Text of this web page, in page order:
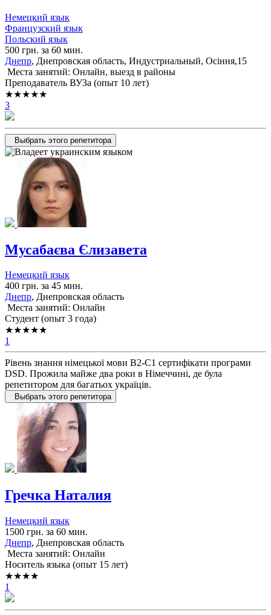
Немецкий язык
Французский язык
Польский язык
500 грн. за 60 мин.
Днепр, Днепровская область, Индустриальный, Осіння,15
Места занятий: Онлайн, выезд в районы
Преподаватель ВУЗа (опыт 10 лет)
★★★★★
3
Выбрать этого репетитора
Мусабаєва Єлизавета
Немецкий язык
400 грн. за 45 мин.
Днепр, Днепровская область
Места занятий: Онлайн
Cтудент (опыт 3 года)
★★★★★
1
Рівень знання німецької мови B2-C1 сертифікати програми
DSD. Прожила майже два роки в Німеччині, де була
репетитором для багатьох україців.
Выбрать этого репетитора
Гречка Наталия
Немецкий язык
1500 грн. за 60 мин.
Днепр, Днепровская область
Места занятий: Онлайн
Носитель языка (опыт 15 лет)
★★★★
1